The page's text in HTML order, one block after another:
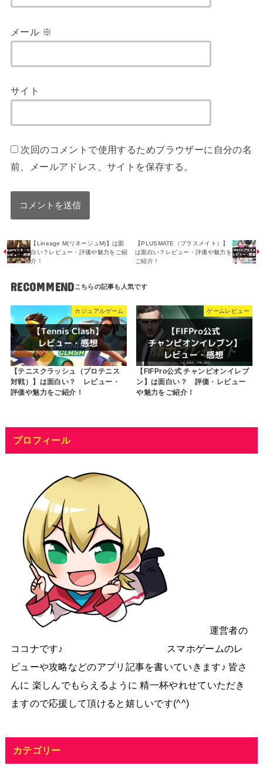
メール ※
サイト
次回のコメントで使用するためブラウザーに自分の名
前、メールアドレス、サイトを保存する。
【Lineage M(リネージュM)】は面
白い？レビュー・評価や魅力をご紹
介！
【PLUSMATE（プラスメイト）】
は面白い？レビュー・評価や魅力を
ご紹介！
RECOMMEND
カジュアルゲーム
【テニスクラッシュ（プロテニス
対戦）】は面白い？ レビュー・
評価や魅力をご紹介！
ゲームレビュー
【FIFPro公式 チャンピオンイレブ
ン】は面白い？ 評価・レビュー
や魅力をご紹介！
プロフィール
運営者の
ココナです♪ スマホゲームのレ
ビューや攻略などのアプリ記事を書いていきます♪ 皆さ
んに 楽しんでもらえるように 精一杯やれせていただき
ますので応援して頂けると嬉しいです(^^)
カテゴリー